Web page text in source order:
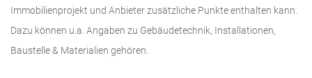
Immobilienprojekt und Anbieter zusätzliche Punkte enthalten kann.
Dazu können u.a. Angaben zu Gebäudetechnik, Installationen,
Baustelle & Materialien gehören.